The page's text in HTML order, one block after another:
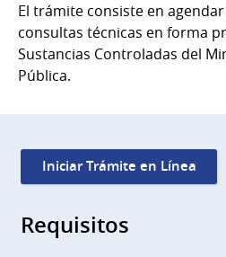
El trámite consiste en
consultas técnicas en forma
Sustancias Controladas del
Pública.
Iniciar Trámite en Línea
Requisitos